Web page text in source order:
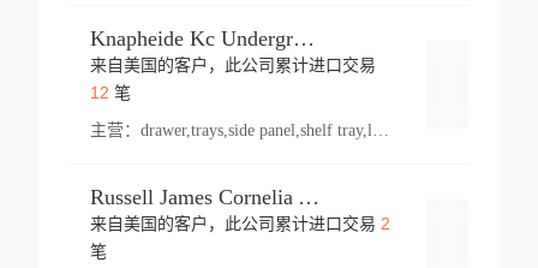
Knapheide Kc Underground
来自美国的客户，此公司累计进口交易
12 笔
主营：
Russell James Cornelia Arlington Va
来自美国的客户，此公司累计进口交易 2
笔